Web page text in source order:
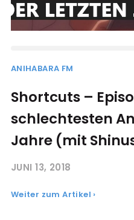
ANIHABARA FM
Shortcuts –
schlechtesten
Jahre (mit
JUNI 13, 2018
Weiter zum Artikel ›